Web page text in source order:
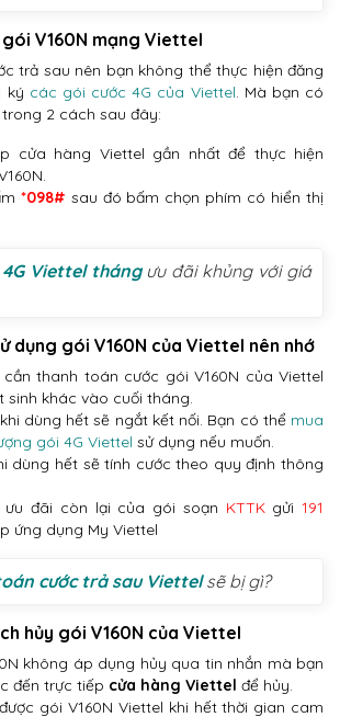
V160N mạng Viettel
trả sau nên bạn không thể thực hiện đăng
ký các gói cước 4G của Viettel . Mà bạn có
2 cách sau đây:
cửa hàng Viettel gần nhất để thực hiện
*098# sau đó bấm chọn phím có hiển thị
Viettel thángưu đãi khủng với giá
dụng gói V160N của Viettel nên nhớ
thanh toán cước gói V160N của Viettel
sinh khác vào cuối tháng.
dùng hết sẽ ngắt kết nối. Bạn có thể mua
gói 4G Viettel sử dụng nếu muốn.
dùng hết sẽ tính cước theo quy định thông
đãi còn lại của gói soạn KTTK gửi 191
ứng dụng My Viettel
cước trả sau Viettelsẽ bị gì?
hủy gói V160N của Viettel
không áp dụng hủy qua tin nhắn mà bạn
đến trực tiếp cửa hàng Viettel để hủy.
gói V160N Viettel khi hết thời gian cam